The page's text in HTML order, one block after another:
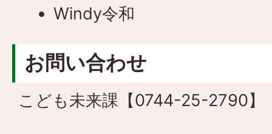
Windy令和
お問い合わせ
こども未来課【0744-25-2790】